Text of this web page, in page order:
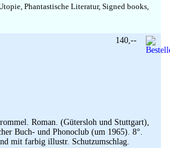
Phantastische Literatur, Signed books,
Roman. (Gütersloh und Stuttgart),
Buch- und Phonoclub (um 1965). 8°.
mit farbig illustr. Schutzumschlag.
140,--